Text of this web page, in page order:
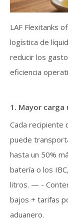
LAF Flexitanks
logística de
reducir los
eficiencia
1. Mayor carga
Cada recipiente
puede
hasta un 50%
batería o los
litros. — -
bajos + tarifas
aduanero.